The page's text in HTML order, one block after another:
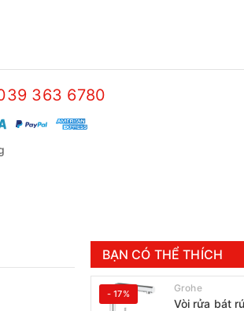
363 6780
BẠN CÓ THỂ THÍCH
- 17% Grohe
Vòi rửa bát